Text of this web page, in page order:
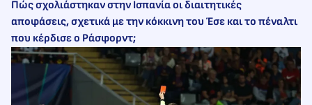
Πώς σχολιάστηκαν στην Ισπανία οι διαιτητικές
αποφάσεις, σχετικά με την κόκκινη του Έσε και το πέναλτι
που κέρδισε ο Ράσφορντ;